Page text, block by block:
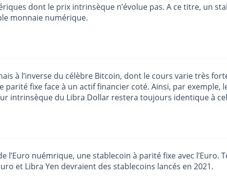
dont le prix intrinsèque n’évolue pas. A ce titre, un
monnaie numérique.
à l’inverse du célèbre Bitcoin, dont le cours varie très
parité fixe face à un actif financier coté. Ainsi, par
intrinsèque du Libra Dollar restera toujours identique à
l’Euro nuémrique, une stablecoin à parité fixe avec
et Libra Yen devraient des stablecoins lancés en 2021.